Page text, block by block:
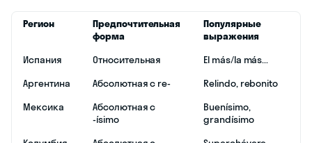
Регион
Предпочтительная
форма
Популярные
выражения
Испания
Относительная
El más/la más...
Аргентина
Абсолютная с re-
Relindo, rebonito
Мексика
Абсолютная с
-ísimo
Buenísimo,
grandísimo